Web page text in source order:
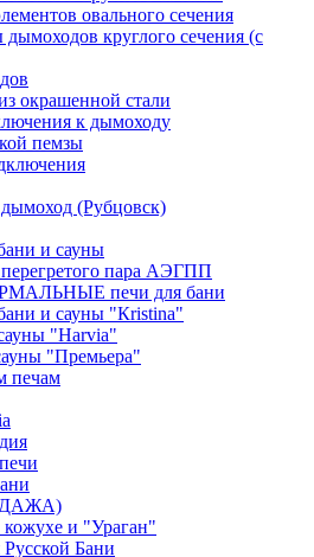
овального сечения
круглого сечения (с
окрашенной стали
к дымоходу
пемзы
(Рубцовск)
и сауны
пара АЭГПП
печи для бани
и сауны "Кristina"
"Harvia"
"Премьера"
печам
кожухе и "Ураган"
Бани